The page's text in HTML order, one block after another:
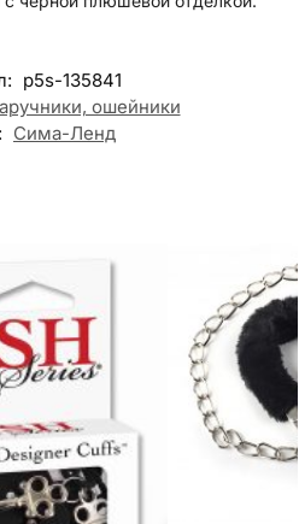
p5s-135841
ошейники
Сима-Ленд